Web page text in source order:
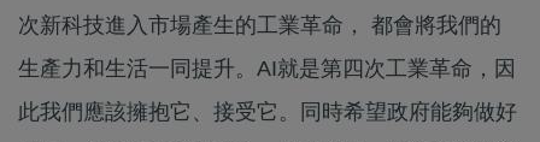
次新科技進入市場產生的工業革命， 都會將我們的
生產力和生活一同提升。AI就是第四次工業革命，因
此我們應該擁抱它、接受它。同時希望政府能夠做好